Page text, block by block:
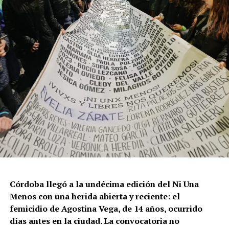
Córdoba llegó a la undécima edición del Ni Una
Menos con una herida abierta y reciente: el
femicidio de Agostina Vega, de 14 años, ocurrido
días antes en la ciudad. La convocatoria no